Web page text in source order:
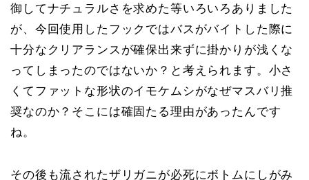
御してナチュラルさを求めた等いろいろありました
が、今回使用したフックではバスがバイトした際に
十分なクリアランスが確保出来ずに掛かりが浅くな
ってしまったのではないか？と考えられます。小さ
くてファットな形状のイモケムシがなぜマスバリ推
奨なのか？そこには確固たる理由があったんです
ね。
その後も流されたザリガニが必死にボトムにしがみ